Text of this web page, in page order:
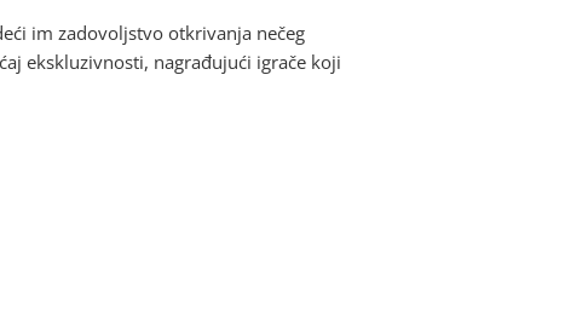
im zadovoljstvo otkrivanja nečeg
ekskluzivnosti, nagrađujući igrače koji